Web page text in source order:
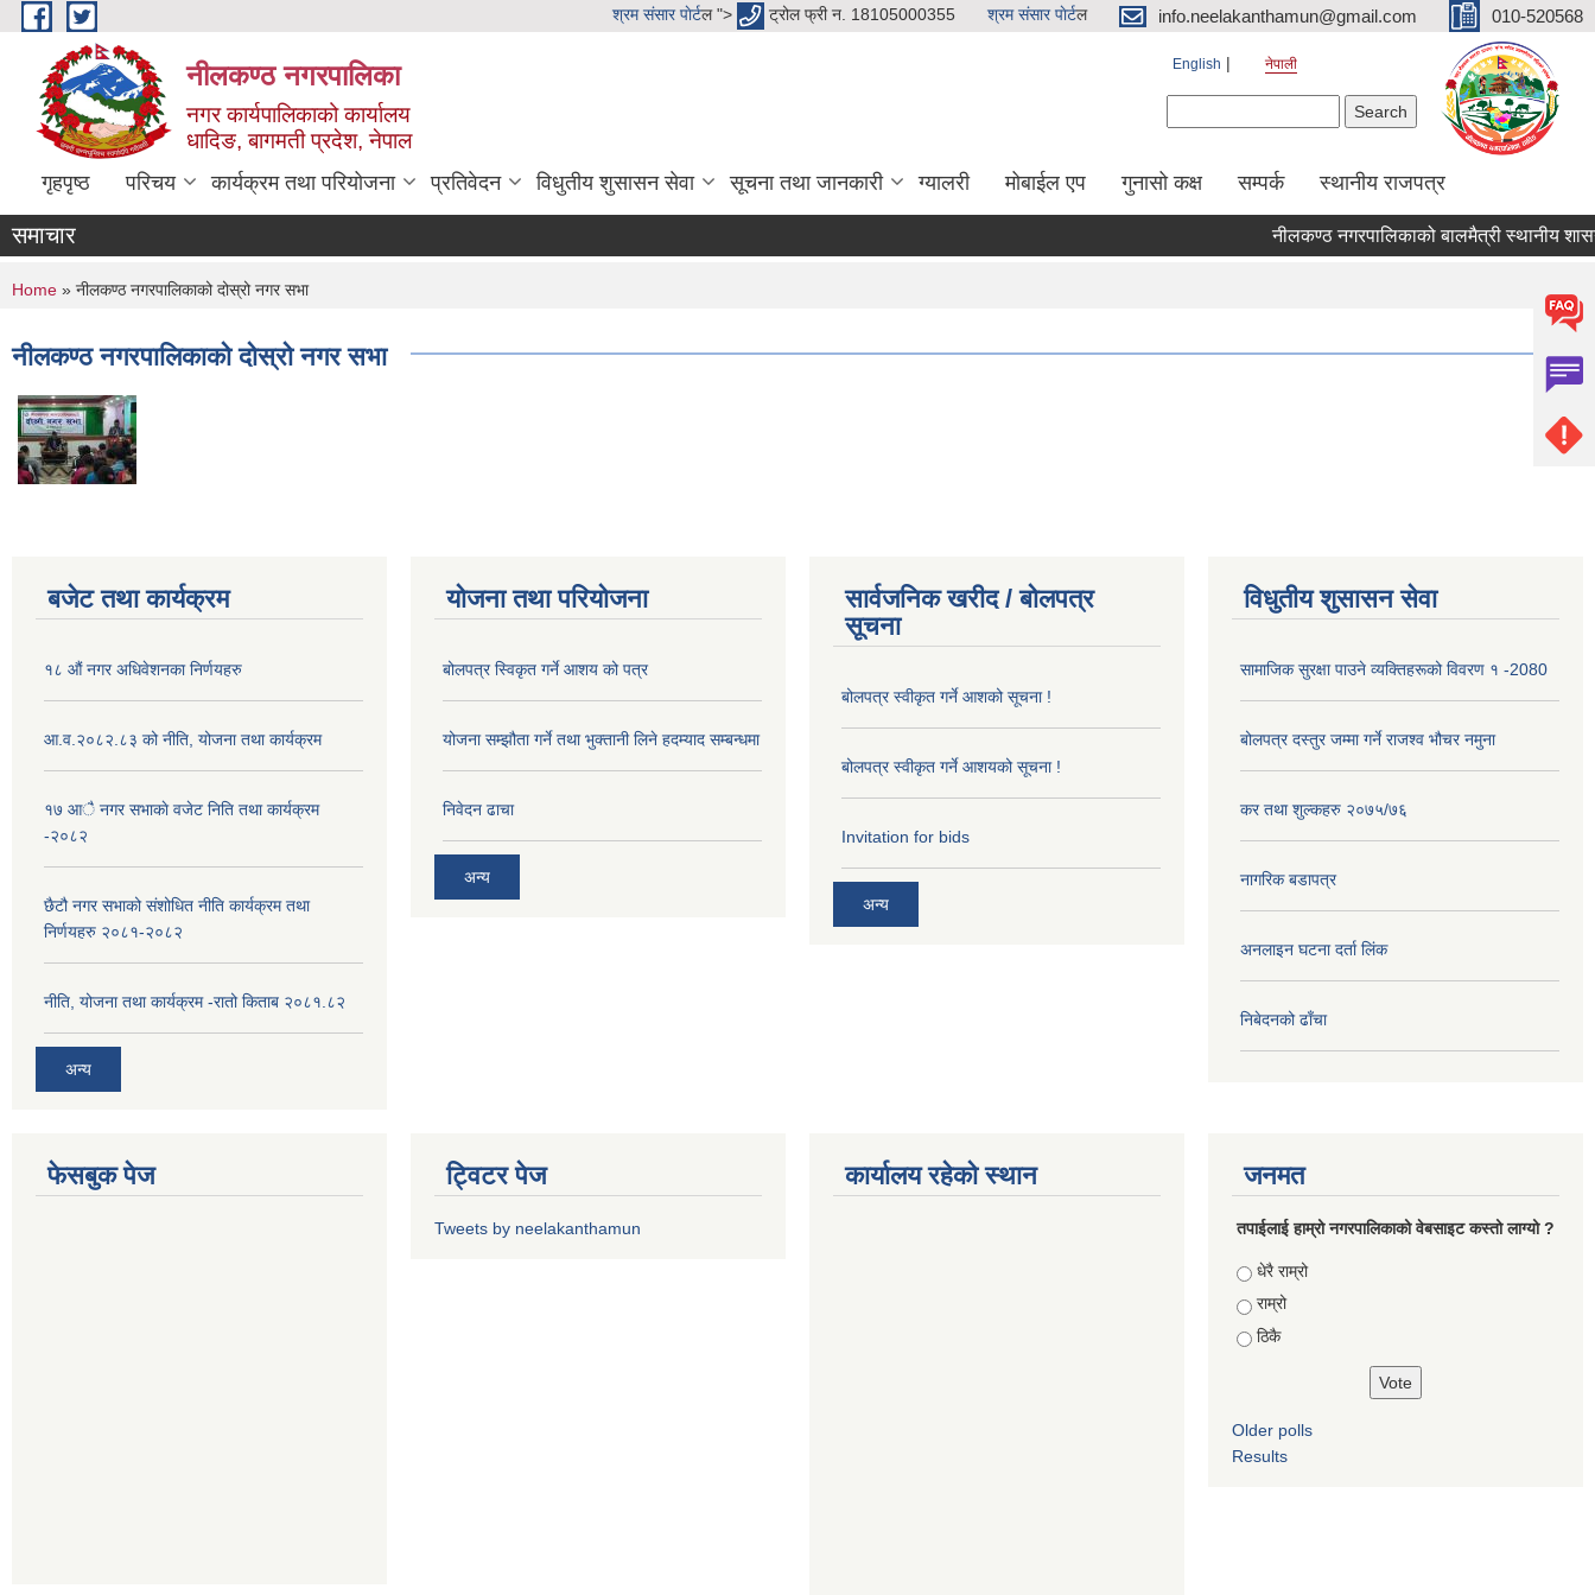
Skip to main content श्रम संसार पाेर्टल "> ट्रोल फ्री न. 18105000355 श्रम संसार पाेर्टल info.neelakanthamun@gmail.com 010-520568
नीलकण्ठ नगरपालिका
नगर कार्यपालिकाको कार्यालय
धादिङ, बागमती प्रदेश, नेपाल
English नेपाली
गृहपृष्ठ परिचय कार्यक्रम तथा परियोजना प्रतिवेदन विधुतीय शुसासन सेवा सूचना तथा जानकारी ग्यालरी मोबाईल एप गुनासो कक्ष सम्पर्क स्थानीय राजपत्र
समाचार नीलकण्ठ नगरपालिकाको बालमैत्री स्थानीय
You are here
Home » नीलकण्ठ नगरपालिकाको दोस्रो नगर सभा
नीलकण्ठ नगरपालिकाको दोस्रो नगर सभा
बजेट तथा कार्यक्रम
१८ औं नगर अधिवेशनका निर्णयहरु
आ.व.२०८२.८३ को नीति, योजना तथा कार्यक्रम
१७ आै नगर सभाकाे वजेट निति तथा कार्यक्रम
-२०८२
छैटौ नगर सभाको संशोधित नीति कार्यक्रम तथा
निर्णयहरु २०८१-२०८२
नीति, योजना तथा कार्यक्रम -रातो किताब २०८१.८२
अन्य
योजना तथा परियोजना
बोलपत्र स्विकृत गर्ने आशय को पत्र
योजना सम्झौता गर्ने तथा भुक्तानी लिने हदम्याद सम्बन्धमा
निवेदन ढाचा
अन्य
सार्वजनिक खरीद / बोलपत्र
सूचना
बोलपत्र स्वीकृत गर्ने आशको सूचना !
बोलपत्र स्वीकृत गर्ने आशयको सूचना !
Invitation for bids
अन्य
विधुतीय शुसासन सेवा
सामाजिक सुरक्षा पाउने व्यक्तिहरूको विवरण १ -2080
बोलपत्र दस्तुर जम्मा गर्ने राजश्व भौचर नमुना
कर तथा शुल्कहरु २०७५/७६
नागरिक बडापत्र
अनलाइन घटना दर्ता लिंक
निबेदनको ढाँचा
फेसबुक पेज ट्विटर पेज
Tweets by neelakanthamun
कार्यालय रहेको स्थान जनमत
तपाईलाई हाम्रो नगरपालिकाको वेबसाइट कस्तो लाग्यो ?
Choices
धेरै राम्रो
राम्रो
ठिकै
Older polls
Results